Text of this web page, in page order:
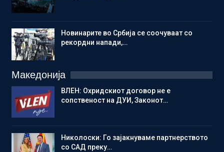
Новинарите во Србија се соочуваат со
рекордни напади,…
Македонија
ВЛЕН: Охридскиот договор не е
сопственост на ДУИ, Законот…
Николоски: Го зајакнуваме партнерството
со САД преку…